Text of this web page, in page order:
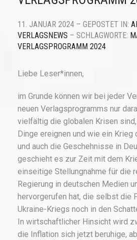
11. JANUAR 2024 – GEPOSTET IN:
VERLAGSNEWS – SCHLAGWORTE:
VERLAGSPROGRAMM 2024
Liebe Leser*innen,
im Grunde können wir bei jeder
neuen Verlagsprogramms nur
vielfältig die globalen Krisen
Dinge ereignen und wie ein
und auch die Geschehnisse in
geschieht es zur Zeit mit dem
einseitige Stellungnahme für die
Regierung in deutschen Medien
hervorgerufen hat, die selbst die
Ukraine-Kriegs noch in den
In wirtschaftlicher Hinsicht wird
die Inflation sich jetzt beruhige,